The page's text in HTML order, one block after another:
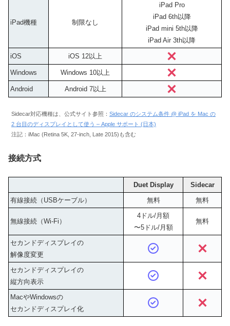
iPad機種 制限なし
iPad Pro
iPad 6th以降
iPad mini 5th以降
iPad Air 3th以降
iOS iOS 12以上
Windows Windows 10以上
Android Android 7以上
Sidecar対応機種は、公式サイト参照： Sidecar のシステム条件 @ iPad を Mac の
2 台目のディスプレイとして使う – Apple サポート (日本)
注記：iMac (Retina 5K, 27-inch, Late 2015)も含む
接続方式
Duet Display
Sidecar
有線接続（USBケーブル）
無料 無料
無線接続（Wi-Fi）
4ドル/月額
〜5ドル/月額
無料
セカンドディスプレイの
解像度変更
セカンドディスプレイの
縦方向表示
MacやWindowsの
セカンドディスプレイ化